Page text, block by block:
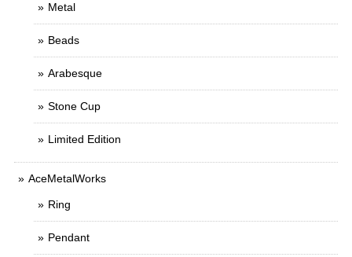
Metal
Beads
Arabesque
Stone Cup
Limited Edition
AceMetalWorks
Ring
Pendant